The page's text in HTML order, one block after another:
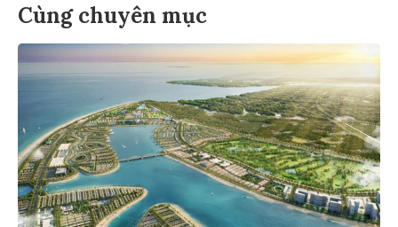
Cùng chuyên mục